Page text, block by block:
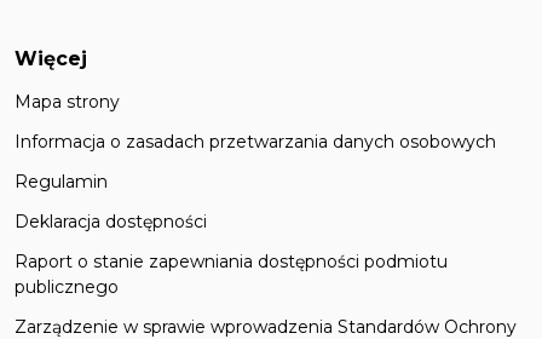
Więcej
Mapa strony
Informacja o zasadach przetwarzania danych osobowych
Regulamin
Deklaracja dostępności
Raport o stanie zapewniania dostępności podmiotu
publicznego
Zarządzenie w sprawie wprowadzenia Standardów Ochrony